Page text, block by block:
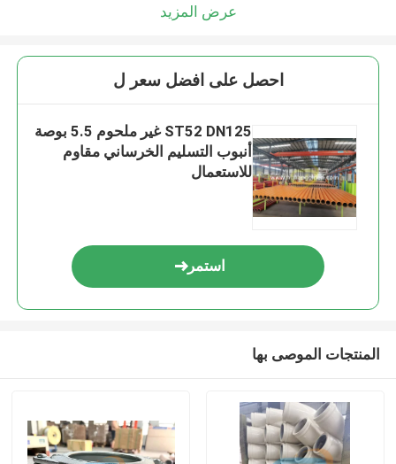
عرض المزيد
احصل على افضل سعر ل
ST52 DN125 غير ملحوم 5.5 بوصة
أنبوب التسليم الخرساني مقاوم
للاستعمال
استمر
المنتجات الموصى بها